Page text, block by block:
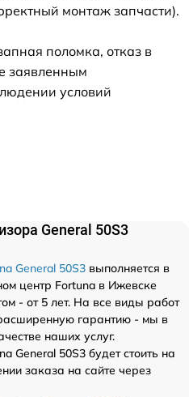
монтаж запчасти).
поломка, отказ в
заявленным
условий
General 50S3
General 50S3 выполняется в
центр Fortuna в Ижевске
- от 5 лет. На все виды работ
гарантию - мы в
наших услуг.
General 50S3 будет стоить на
заказа на сайте через